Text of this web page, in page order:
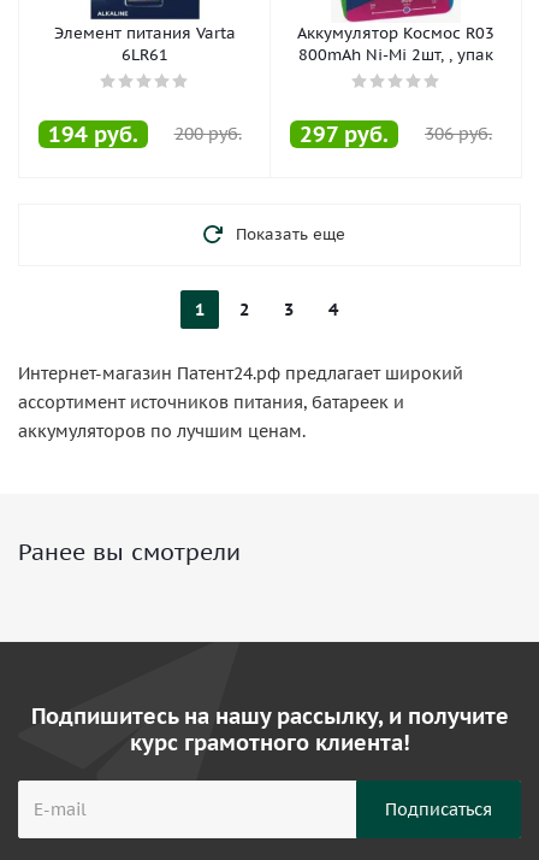
Элемент питания Varta
6LR61
194руб. 200руб.
Аккумулятор Космос R03
800mAh Ni-Mi 2шт, , упак
297 руб. 306руб.
Показать еще
1 2 3 4
Интернет-магазин Патент24.рф предлагает широкий
ассортимент источников питания, батареек и
аккумуляторов по лучшим ценам.
Ранее вы смотрели
Подпишитесь на нашу рассылку, и получите
курс грамотного клиента!